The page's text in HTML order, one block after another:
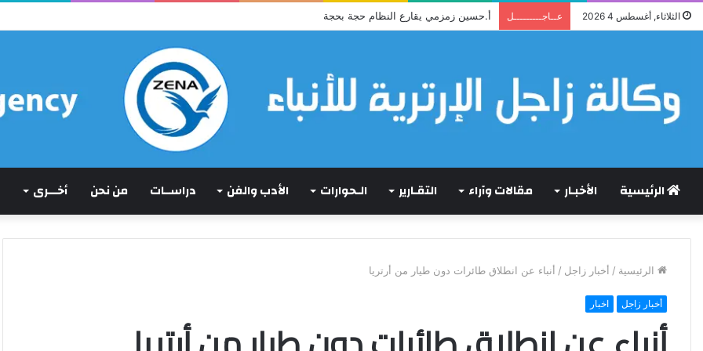
الثلاثاء, أغسطس 4 2026 عــاجـــــــــل أ.حسين زمزمي يقارع النظام حجة بحجة
الرئيسية الأخبـار مقالات وآراء التقـارير الـحوارات الأدب والفن دراســات من نحن أخـــرى
الرئيسية / أخبار زاجل / أنباء عن انطلاق طائرات دون طيار من أرتريا
أخبار زاجل اخبار